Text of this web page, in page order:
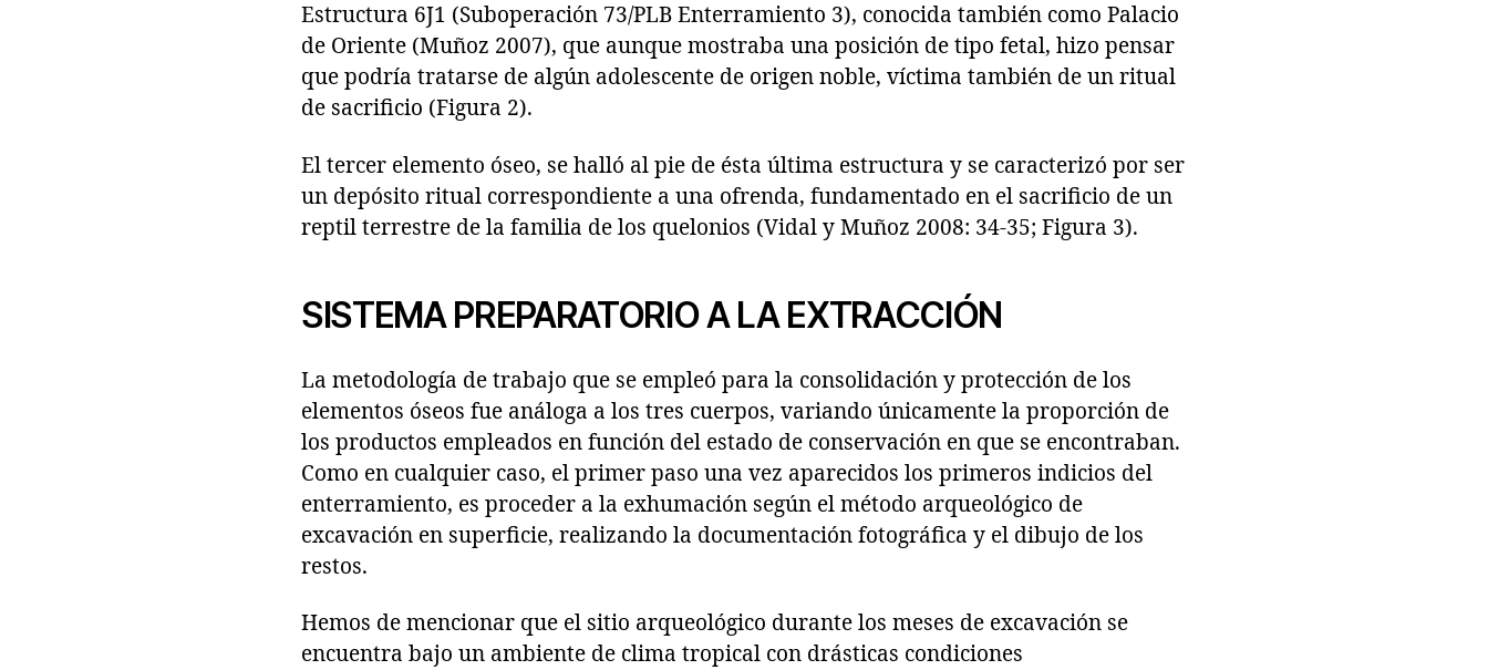
Estructura 6J1 (Suboperación 73/PLB Enterramiento 3), conocida también como Palacio
de Oriente (Muñoz 2007), que aunque mostraba una posición de tipo fetal, hizo pensar
que podría tratarse de algún adolescente de origen noble, víctima también de un ritual
de sacrificio (Figura 2).
El tercer elemento óseo, se halló al pie de ésta última estructura y se caracterizó por ser
un depósito ritual correspondiente a una ofrenda, fundamentado en el sacrificio de un
reptil terrestre de la familia de los quelonios (Vidal y Muñoz 2008: 34-35; Figura 3).
SISTEMA PREPARATORIO A LA EXTRACCIÓN
La metodología de trabajo que se empleó para la consolidación y protección de los
elementos óseos fue análoga a los tres cuerpos, variando únicamente la proporción de
los productos empleados en función del estado de conservación en que se encontraban.
Como en cualquier caso, el primer paso una vez aparecidos los primeros indicios del
enterramiento, es proceder a la exhumación según el método arqueológico de
excavación en superficie, realizando la documentación fotográfica y el dibujo de los
restos.
Hemos de mencionar que el sitio arqueológico durante los meses de excavación se
encuentra bajo un ambiente de clima tropical con drásticas condiciones